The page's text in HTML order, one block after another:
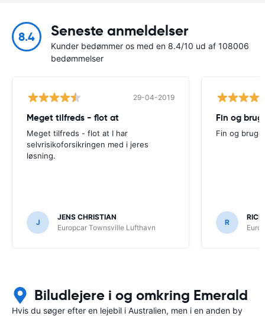
8.4 Seneste anmeldelser
Kunder bedømmer os med en 8.4/10 ud af 108006
bedømmelser
29-04-2019
Meget tilfreds - flot at
Meget tilfreds - flot at I har
selvrisikoforsikringen med i jeres
løsning.
J
JENS CHRISTIAN
Europcar Townsville Lufthavn
Fin og
Fin og
R
Biludlejere i og omkring Emerald
Hvis du søger efter en lejebil i Australien, men i en anden by